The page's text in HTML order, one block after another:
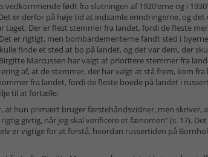
født fra slutningen af 1920’erne og i
er derfor på høje tid at indsamle erindringerne, og
taget. Der er flest stemmer fra landet, fordi de fleste
er rigtigt, men bombardementerne fandt sted i
finde et sted at bo på landet, og det var dem, der
Marcussen har valgt at prioritere stemmer fra
af, at de stemmer, der har valgt at stå frem, kom fra
fra landet, fordi de fleste boede på landet i
til at fortælle.
at hun primært bruger førstehåndsvidner, men skriver,
givtig, når jeg skal verificere et fænomen” (s. 17).
er vigtige for at forstå, hvordan russertiden på